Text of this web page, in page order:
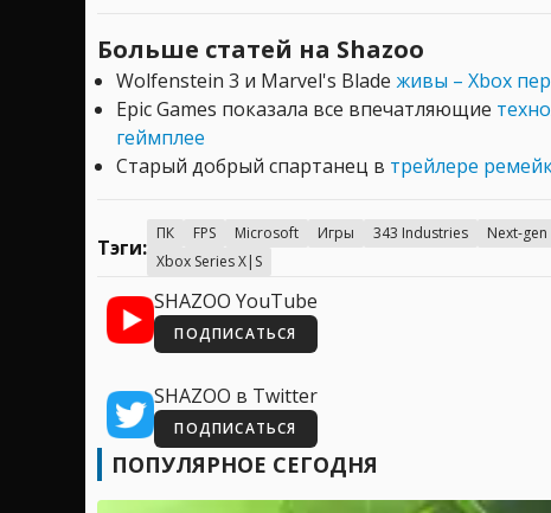
Больше статей на Shazoo
Wolfenstein 3 и Marvel's Blade живы – Xbox
Epic Games показала все впечатляющие
геймплее
Старый добрый спартанец в трейлере
Тэги:
ПК FPS Microsoft Игры 343 Industries Next-gen
Xbox Series X|S
SHAZOO YouTube
ПОДПИСАТЬСЯ
SHAZOO в Twitter
ПОДПИСАТЬСЯ
ПОПУЛЯРНОЕ СЕГОДНЯ